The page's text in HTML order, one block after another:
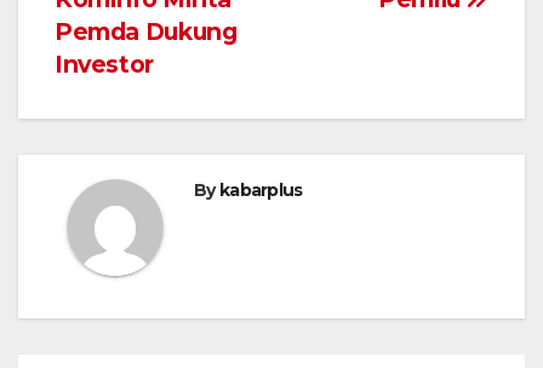
Pemda Dukung
Investor
By kabarplus